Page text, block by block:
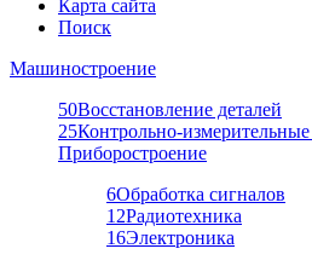
Карта сайта
Поиск
Машиностроение
50Восстановление деталей
25Контрольно-
Приборостроение
6Обработка сигналов
12Радиотехника
16Электроника